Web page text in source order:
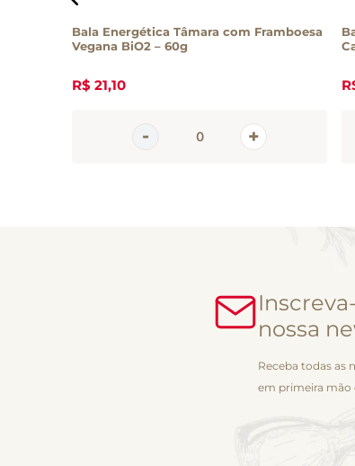
Bala Energética Tâmara com Framboesa
Vegana BiO2 – 60g
R$ 21,10
nossa
Receba todas as
em primeira mão